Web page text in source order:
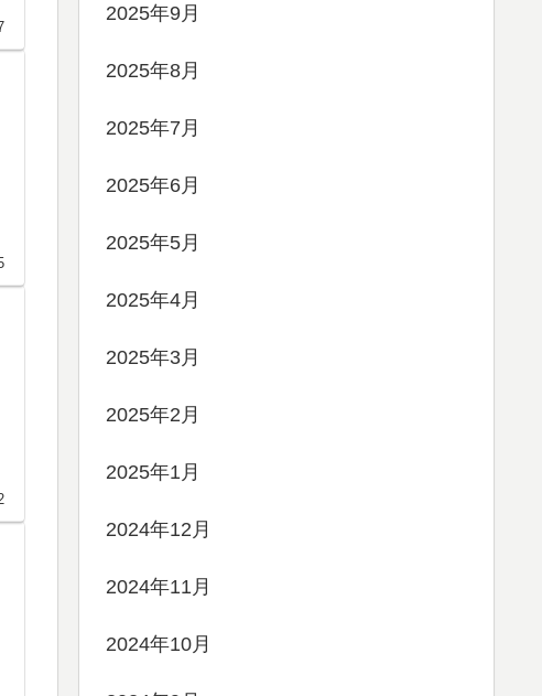
2025年9月
2025年8月
2025年7月
2025年6月
2025年5月
2025年4月
2025年3月
2025年2月
2025年1月
2024年12月
2024年11月
2024年10月